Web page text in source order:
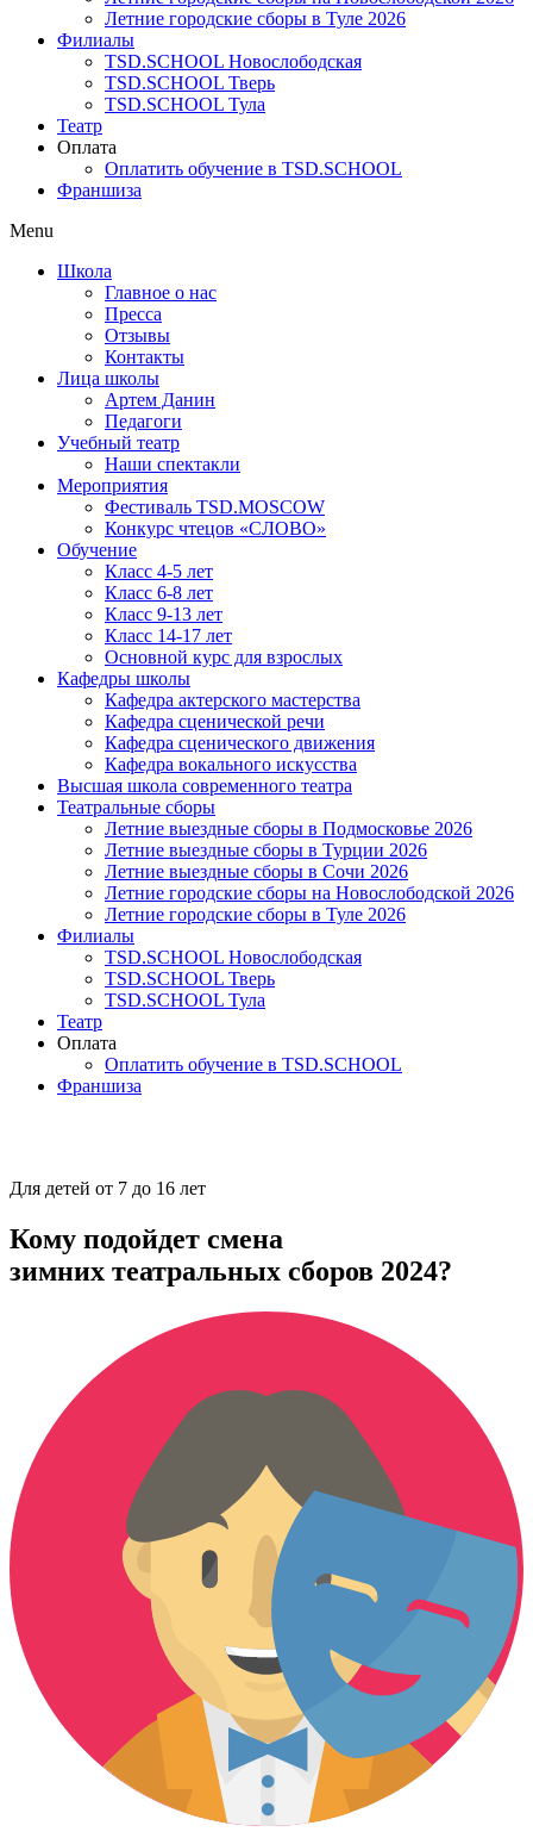
Летние городские сборы в Туле 2026
Филиалы
TSD.SCHOOL Новослободская
TSD.SCHOOL Тверь
TSD.SCHOOL Тула
Театр
Оплата
Оплатить обучение в TSD.SCHOOL
Франшиза
Menu
Школа
Главное о нас
Пресса
Отзывы
Контакты
Лица школы
Артем Данин
Педагоги
Учебный театр
Наши спектакли
Мероприятия
Фестиваль TSD.MOSCOW
Конкурс чтецов «СЛОВО»
Обучение
Класс 4-5 лет
Класс 6-8 лет
Класс 9-13 лет
Класс 14-17 лет
Основной курс для взрослых
Кафедры школы
Кафедра актерского мастерства
Кафедра сценической речи
Кафедра сценического движения
Кафедра вокального искусства
Высшая школа современного театра
Театральные сборы
Летние выездные сборы в Подмосковье 2026
Летние выездные сборы в Турции 2026
Летние выездные сборы в Сочи 2026
Летние городские сборы на Новослободской 2026
Летние городские сборы в Туле 2026
Филиалы
TSD.SCHOOL Новослободская
TSD.SCHOOL Тверь
TSD.SCHOOL Тула
Театр
Оплата
Оплатить обучение в TSD.SCHOOL
Франшиза
Для детей от 7 до 16 лет
Кому подойдет смена
зимних театральных сборов 2024?